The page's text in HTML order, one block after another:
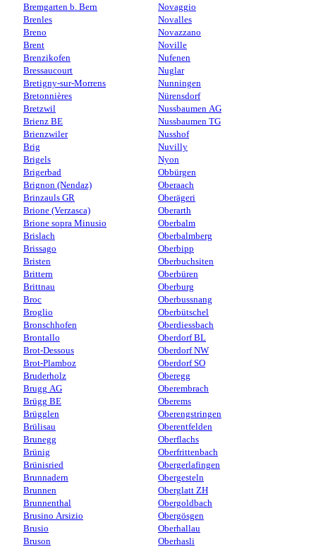
Bremgarten b. Bern
Brenles
Breno
Brent
Brenzikofen
Bressaucourt
Bretigny-sur-Morrens
Bretonnières
Bretzwil
Brienz BE
Brienzwiler
Brig
Brigels
Brigerbad
Brignon (Nendaz)
Brinzauls GR
Brione (Verzasca)
Brione sopra Minusio
Brislach
Brissago
Bristen
Brittern
Brittnau
Broc
Broglio
Bronschhofen
Brontallo
Brot-Dessous
Brot-Plamboz
Bruderholz
Brugg AG
Brügg BE
Brügglen
Brülisau
Brunegg
Brünig
Brünisried
Brunnadern
Brunnen
Brunnenthal
Brusino Arsizio
Brusio
Bruson
Novaggio
Novalles
Novazzano
Noville
Nufenen
Nuglar
Nunningen
Nürensdorf
Nussbaumen AG
Nussbaumen TG
Nusshof
Nuvilly
Nyon
Obbürgen
Oberaach
Oberägeri
Oberarth
Oberbalm
Oberbalmberg
Oberbipp
Oberbuchsiten
Oberbüren
Oberburg
Oberbussnang
Oberbütschel
Oberdiessbach
Oberdorf BL
Oberdorf NW
Oberdorf SO
Oberegg
Oberembrach
Oberems
Oberengstringen
Oberentfelden
Oberflachs
Oberfrittenbach
Obergerlafingen
Obergesteln
Oberglatt ZH
Obergoldbach
Obergösgen
Oberhallau
Oberhasli